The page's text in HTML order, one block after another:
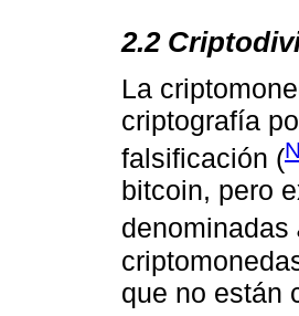
2.2
La
criptografía
falsificación (
bitcoin, pero
denominadas
que no están